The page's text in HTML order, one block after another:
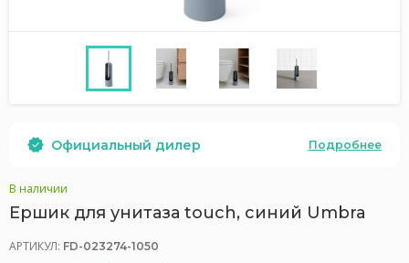
Официальный дилер Подробнее
В наличии
Ершик для унитаза touch, синий Umbra
АРТИКУЛ: FD-023274-1050